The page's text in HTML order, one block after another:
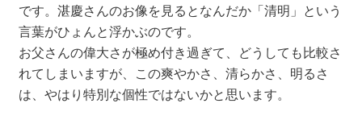
です。湛慶さんのお像を見るとなんだか「清明」という
言葉がひょんと浮かぶのです。
お父さんの偉大さが極め付き過ぎて、どうしても比較さ
れてしまいますが、この爽やかさ、清らかさ、明るさ
は、やはり特別な個性ではないかと思います。